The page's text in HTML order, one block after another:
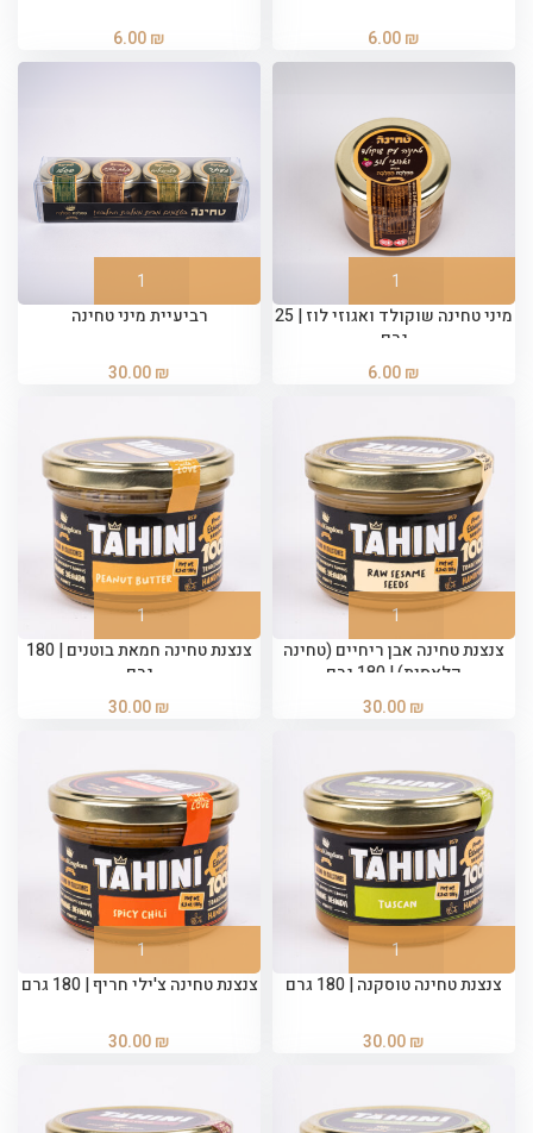
6.00₪
6.00₪
מיני טחינה שוקולד ואגוזי לוז | 25
גרם
6.00₪
רביעיית מיני טחינה
30.00₪
צנצנת טחינה אבן ריחיים (טחינה
קלאסית) | 180 גרם
30.00₪
צנצנת טחינה חמאת בוטנים | 180
גרם
30.00₪
צנצנת טחינה טוסקנה | 180 גרם
30.00₪
צנצנת טחינה צ'ילי חריף | 180 גרם
30.00₪